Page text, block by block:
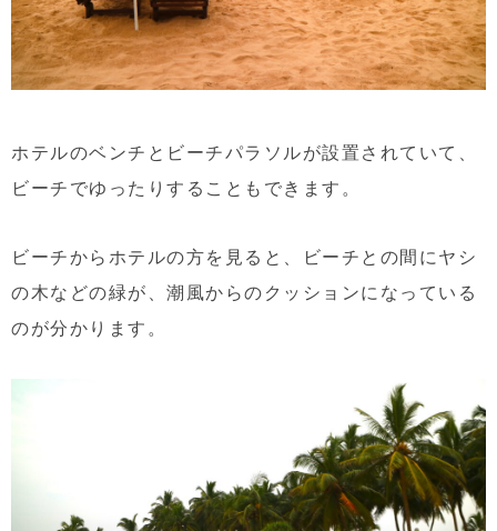
ホテルのベンチとビーチパラソルが設置されていて、
ビーチでゆったりすることもできます。
ビーチからホテルの方を見ると、ビーチとの間にヤシ
の木などの緑が、潮風からのクッションになっている
のが分かります。